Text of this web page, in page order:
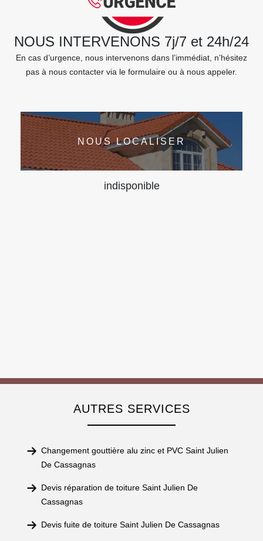
NOUS INTERVENONS 7j/7 et 24h/24
En cas d’urgence, nous intervenons dans l’immédiat, n’hésitez
pas à nous contacter via le formulaire ou à nous appeler.
NOUS LOCALISER
indisponible
AUTRES SERVICES
Changement gouttière alu zinc et PVC Saint Julien
De Cassagnas
Devis réparation de toiture Saint Julien De
Cassagnas
Devis fuite de toiture Saint Julien De Cassagnas